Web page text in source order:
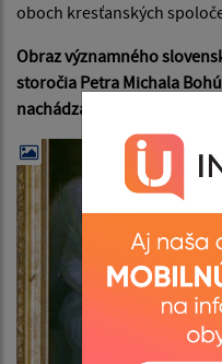
oboch kresťanských
Obraz významného
storočia Petra Michala
nachádza napravo od